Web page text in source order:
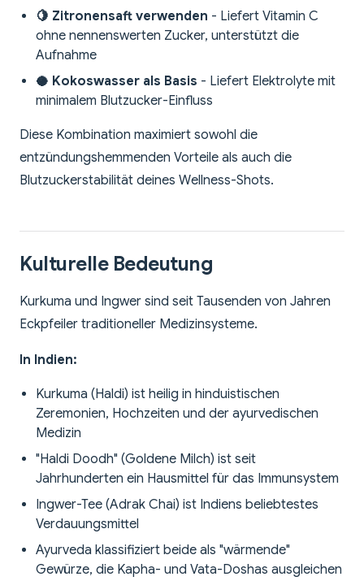
🍋 Zitronensaft verwenden - Liefert Vitamin C
ohne nennenswerten Zucker, unterstützt die
Aufnahme
🥥 Kokoswasser als Basis - Liefert Elektrolyte mit
minimalem Blutzucker-Einfluss
Diese Kombination maximiert sowohl die
entzündungshemmenden Vorteile als auch die
Blutzuckerstabilität deines Wellness-Shots.
Kulturelle Bedeutung
Kurkuma und Ingwer sind seit Tausenden von Jahren
Eckpfeiler traditioneller Medizinsysteme.
In Indien:
Kurkuma (Haldi) ist heilig in hinduistischen
Zeremonien, Hochzeiten und der ayurvedischen
Medizin
"Haldi Doodh" (Goldene Milch) ist seit
Jahrhunderten ein Hausmittel für das Immunsystem
Ingwer-Tee (Adrak Chai) ist Indiens beliebtestes
Verdauungsmittel
Ayurveda klassifiziert beide als "wärmende"
Gewürze, die Kapha- und Vata-Doshas ausgleichen